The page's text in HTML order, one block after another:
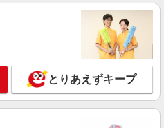
まれています） 交通費全額支
詳細を見る
No/0828840
など
とりあえずキープ